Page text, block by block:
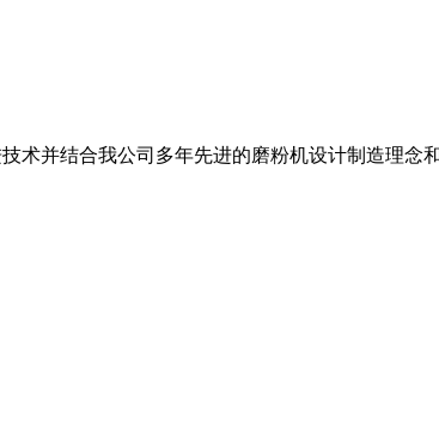
术并结合我公司多年先进的磨粉机设计制造理念